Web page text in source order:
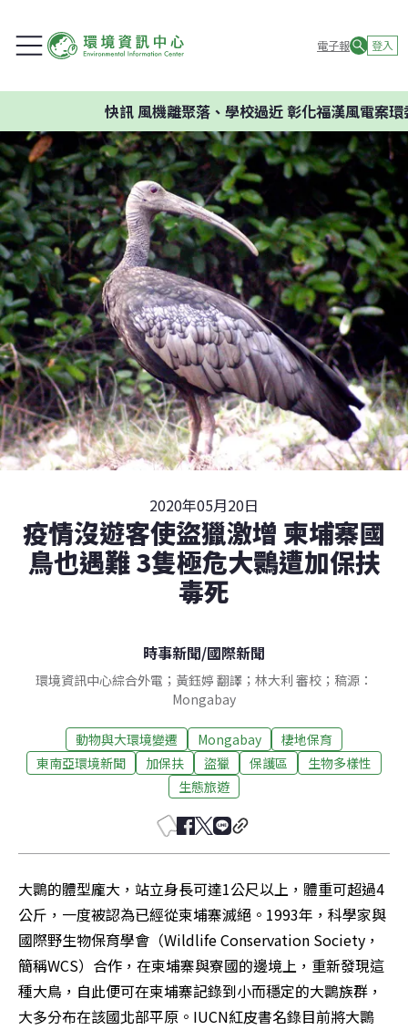
電子報 登入
風機離聚落、學校過近 彰化福漢風電案環委建議
2020年05月20日
疫情沒遊客使盜獵激增 柬埔寨國
鳥也遇難 3隻極危大䴉遭加保扶
毒死
時事新聞/國際新聞
環境資訊中心綜合外電；黃鈺婷 翻譯；林大利 審校；稿源：
Mongabay
動物與大環境變遷 Mongabay
棲地保育
東南亞環境新聞
加保扶 盜獵 保護區
生物多樣性
生態旅遊
大䴉的體型龐大，站立身長可達1公尺以上，體重可超過4
公斤，一度被認為已經從柬埔寨滅絕。1993年，科學家與
國際野生物保育學會（Wildlife Conservation Society，
簡稱WCS）合作，在柬埔寨與寮國的邊境上，重新發現這
種大鳥，自此便可在柬埔寨記錄到小而穩定的大䴉族群，
大多分布在該國北部平原。IUCN紅皮書名錄目前將大䴉